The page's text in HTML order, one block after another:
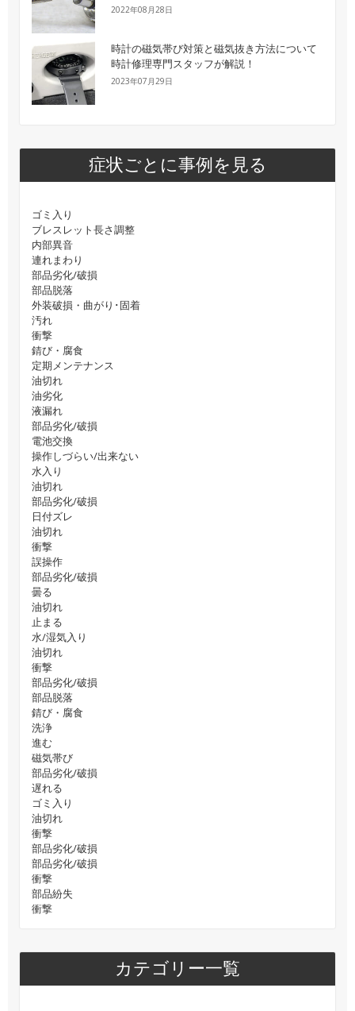
2022年08月28日
時計の磁気帯び対策と磁気抜き方法について
時計修理専門スタッフが解説！
2023年07月29日
症状ごとに事例を見る
ゴミ入り
ブレスレット長さ調整
内部異音
連れまわり
部品劣化/破損
部品脱落
外装破損・曲がり･固着
汚れ
衝撃
錆び・腐食
定期メンテナンス
油切れ
油劣化
液漏れ
部品劣化/破損
電池交換
操作しづらい/出来ない
水入り
油切れ
部品劣化/破損
日付ズレ
油切れ
衝撃
誤操作
部品劣化/破損
曇る
油切れ
止まる
水/湿気入り
油切れ
衝撃
部品劣化/破損
部品脱落
錆び・腐食
洗浄
進む
磁気帯び
部品劣化/破損
遅れる
ゴミ入り
油切れ
衝撃
部品劣化/破損
部品劣化/破損
衝撃
部品紛失
衝撃
カテゴリー一覧